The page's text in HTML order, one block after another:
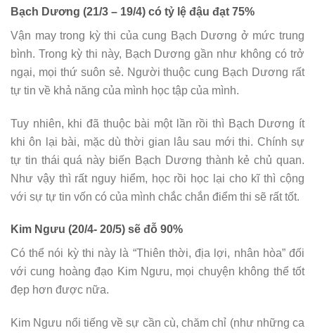
Bạch Dương (21/3 – 19/4) có tỷ lệ đậu đạt 75%
Vận may trong kỳ thi của cung Bạch Dương ở mức trung
bình. Trong kỳ thi này, Bạch Dương gần như không có trở
ngại, mọi thứ suôn sẻ. Người thuộc cung Bạch Dương rất
tự tin về khả năng của mình học tập của mình.
Tuy nhiên, khi đã thuộc bài một lần rồi thì Bạch Dương ít
khi ôn lại bài, mặc dù thời gian lâu sau mới thi. Chính sự
tự tin thái quá này biến Bạch Dương thành kẻ chủ quan.
Như vậy thì rất nguy hiểm, học rồi học lại cho kĩ thì cộng
với sự tự tin vốn có của mình chắc chắn điểm thi sẽ rất tốt.
Kim Ngưu (20/4- 20/5) sẽ đỗ 90%
Có thể nói kỳ thi này là “Thiên thời, địa lợi, nhân hòa” đối
với cung hoàng đạo Kim Ngưu, mọi chuyện không thể tốt
đẹp hơn được nữa.
Kim Ngưu nổi tiếng về sự cần cù, chăm chỉ (như những ca